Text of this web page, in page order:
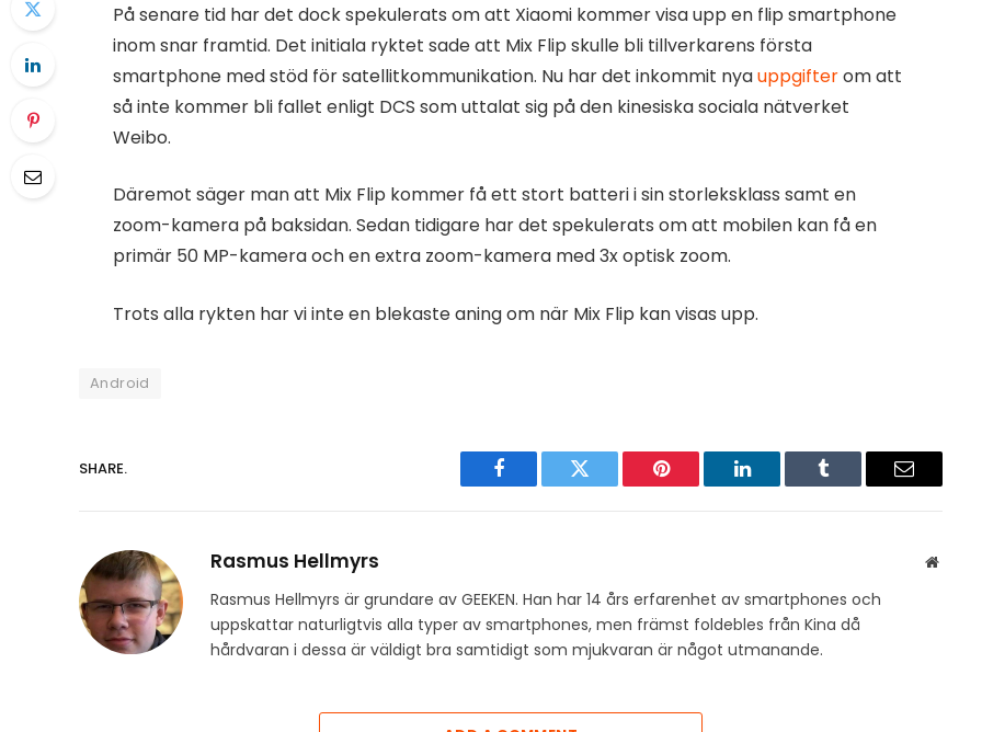
På senare tid har det dock spekulerats om att Xiaomi kommer visa upp en flip smartphone
inom snar framtid. Det initiala ryktet sade att Mix Flip skulle bli tillverkarens första
smartphone med stöd för satellitkommunikation. Nu har det inkommit nyauppgifterom att
så inte kommer bli fallet enligt DCS som uttalat sig på den kinesiska sociala nätverket
Weibo.
Däremot säger man att Mix Flip kommer få ett stort batteri i sin storleksklass samt en
zoom-kamera på baksidan. Sedan tidigare har det spekulerats om att mobilen kan få en
primär 50 MP-kamera och en extra zoom-kamera med 3x optisk zoom.
Trots alla rykten har vi inte en blekaste aning om när Mix Flip kan visas upp.
Android
SHARE.
Facebook Twitter Pinterest LinkedIn Tumblr Email
Rasmus Hellmyrs
Rasmus Hellmyrs är grundare av GEEKEN. Han har 14 års erfarenhet av smartphones och
uppskattar naturligtvis alla typer av smartphones, men främst foldebles från Kina då
hårdvaran i dessa är väldigt bra samtidigt som mjukvaran är något utmanande.